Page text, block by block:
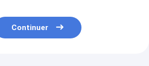
Continuer